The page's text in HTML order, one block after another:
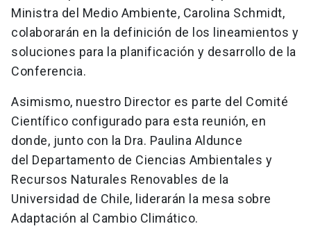
Ministra del Medio Ambiente, Carolina Schmidt,
colaborarán en la definición de los lineamientos y
soluciones para la planificación y desarrollo de la
Conferencia.
Asimismo, nuestro Director es parte del Comité
Científico configurado para esta reunión, en
donde, junto con la Dra. Paulina Aldunce
del Departamento de Ciencias Ambientales y
Recursos Naturales Renovables de la
Universidad de Chile, liderarán la mesa sobre
Adaptación al Cambio Climático.